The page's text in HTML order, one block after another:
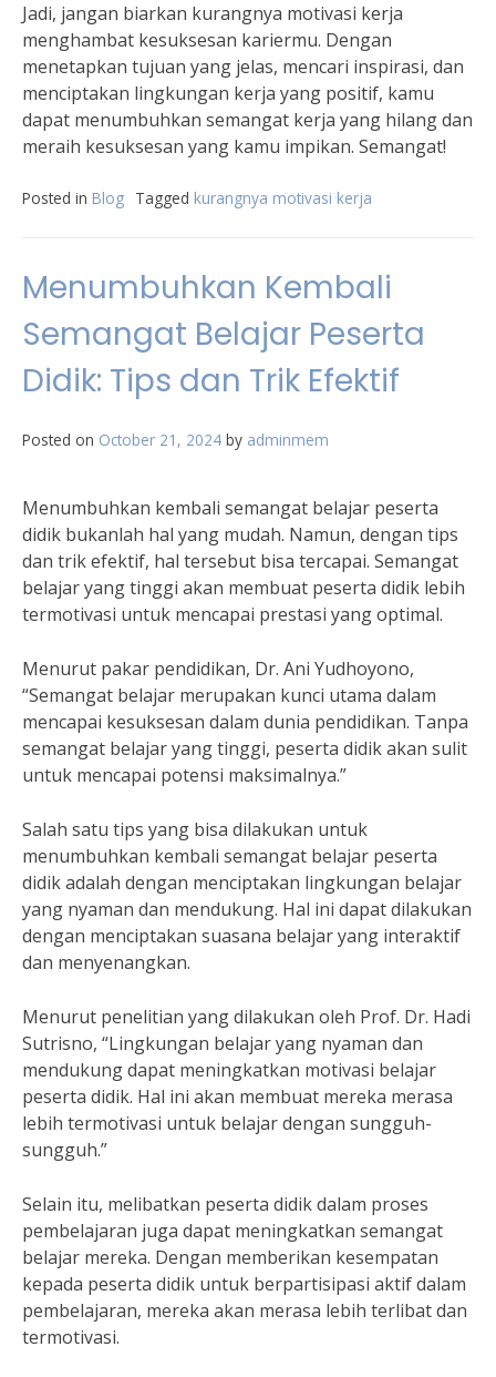
Jadi, jangan biarkan kurangnya motivasi kerja
menghambat kesuksesan kariermu. Dengan
menetapkan tujuan yang jelas, mencari inspirasi, dan
menciptakan lingkungan kerja yang positif, kamu
dapat menumbuhkan semangat kerja yang hilang dan
meraih kesuksesan yang kamu impikan. Semangat!
Posted in Blog Tagged kurangnya motivasi kerja
Menumbuhkan Kembali
Semangat Belajar Peserta
Didik: Tips dan Trik Efektif
Posted on October 21, 2024 by adminmem
Menumbuhkan kembali semangat belajar peserta
didik bukanlah hal yang mudah. Namun, dengan tips
dan trik efektif, hal tersebut bisa tercapai. Semangat
belajar yang tinggi akan membuat peserta didik lebih
termotivasi untuk mencapai prestasi yang optimal.
Menurut pakar pendidikan, Dr. Ani Yudhoyono,
“Semangat belajar merupakan kunci utama dalam
mencapai kesuksesan dalam dunia pendidikan. Tanpa
semangat belajar yang tinggi, peserta didik akan sulit
untuk mencapai potensi maksimalnya.”
Salah satu tips yang bisa dilakukan untuk
menumbuhkan kembali semangat belajar peserta
didik adalah dengan menciptakan lingkungan belajar
yang nyaman dan mendukung. Hal ini dapat dilakukan
dengan menciptakan suasana belajar yang interaktif
dan menyenangkan.
Menurut penelitian yang dilakukan oleh Prof. Dr. Hadi
Sutrisno, “Lingkungan belajar yang nyaman dan
mendukung dapat meningkatkan motivasi belajar
peserta didik. Hal ini akan membuat mereka merasa
lebih termotivasi untuk belajar dengan sungguh-
sungguh.”
Selain itu, melibatkan peserta didik dalam proses
pembelajaran juga dapat meningkatkan semangat
belajar mereka. Dengan memberikan kesempatan
kepada peserta didik untuk berpartisipasi aktif dalam
pembelajaran, mereka akan merasa lebih terlibat dan
termotivasi.